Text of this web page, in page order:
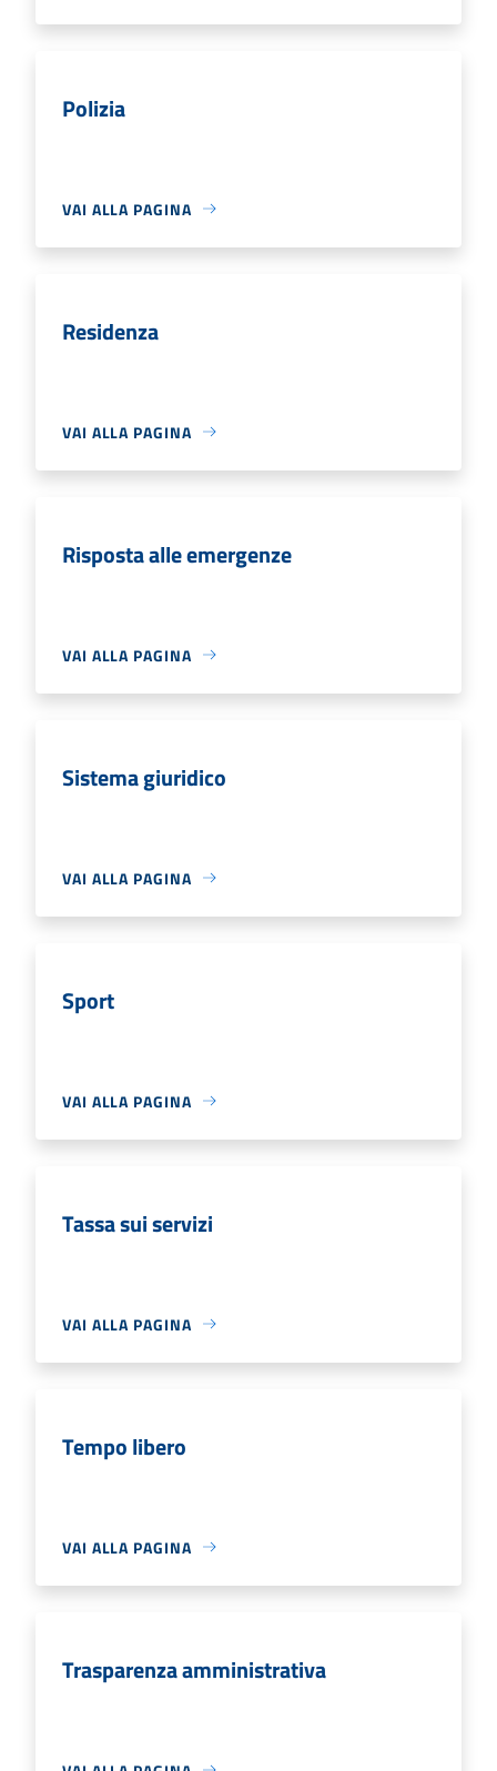
Polizia
VAI ALLA PAGINA
Residenza
VAI ALLA PAGINA
Risposta alle emergenze
VAI ALLA PAGINA
Sistema giuridico
VAI ALLA PAGINA
Sport
VAI ALLA PAGINA
Tassa sui servizi
VAI ALLA PAGINA
Tempo libero
VAI ALLA PAGINA
Trasparenza amministrativa